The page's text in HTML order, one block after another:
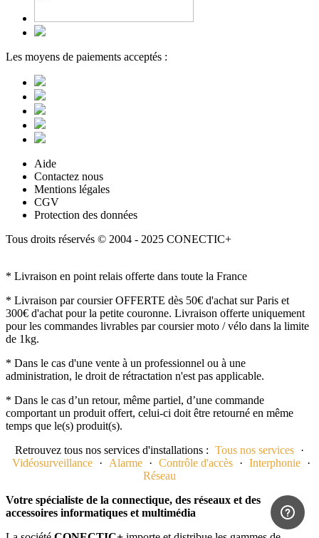
Les moyens de paiements acceptés :
Aide
Contactez nous
Mentions légales
CGV
Protection des données
Tous droits réservés © 2004 - 2025 CONECTIC+
* Livraison en point relais offerte dans toute la France
* Livraison par coursier OFFERTE dès 50€ d'achat sur Paris et
300€ d'achat pour la petite couronne. Livraison offerte uniquement
pour les commandes livrables par coursier moto / vélo dans la limite
de 1kg.
* Dans le cas d'une vente à un professionnel ou à une
administration, le droit de rétractation n'est pas applicable.
* Dans le cas d’un retour, même partiel, d’une commande
comportant un produit offert, celui-ci doit être retourné en même
temps que le(s) produit(s).
Retrouvez tous nos services d'installations : Tous nos services ·
Vidéosurveillance · Alarme · Contrôle d'accès · Interphonie ·
Réseau
Votre spécialiste de la connectique, des réseaux et des
accessoires informatiques et multimédia